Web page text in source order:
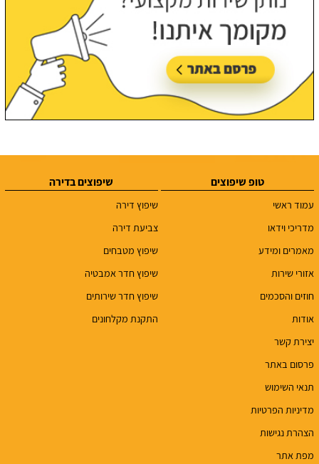
טופ שיפוצים
עמוד ראשי
מדריכי וידאו
מאמרים ומידע
אזורי שירות
חוזים והסכמים
אודות
יצירת קשר
פרסום באתר
תנאי השימוש
מדיניות הפרטיות
הצהרת נגישות
מפת אתר
שיפוצים בדירה
שיפוץ דירה
צביעת דירה
שיפוץ מטבחים
שיפוץ חדר אמבטיה
שיפוץ חדר שירותים
התקנת מקלחונים